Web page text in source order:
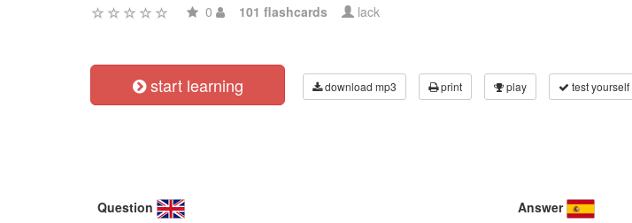
0 101 flashcards lack
start learning download mp3 print play test yourself
Question Answer